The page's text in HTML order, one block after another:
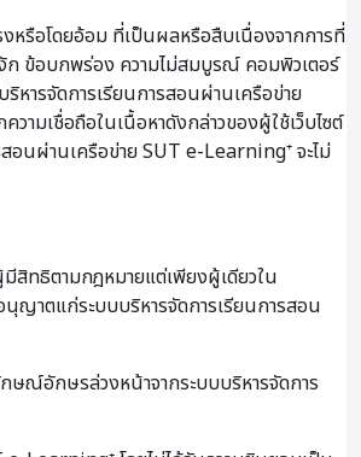
หรือโดยอ้อม ที่เป็นผลหรือสืบเนื่องจากการที่
งัก ข้อบกพร่อง ความไม่สมบูรณ์ คอมพิวเตอร์
หารจัดการเรียนการสอนผ่านเครือข่าย
ามเชื่อถือในเนื้อหาดังกล่าวของผู้ใช้เว็บไซต์
อนผ่านเครือข่าย SUT e-Learning⁺ จะไม่
สิทธิตามกฎหมายแต่เพียงผู้เดียวใน
ญาตแก่ระบบบริหารจัดการเรียนการสอน
ษณ์อักษรล่วงหน้าจากระบบบริหารจัดการ